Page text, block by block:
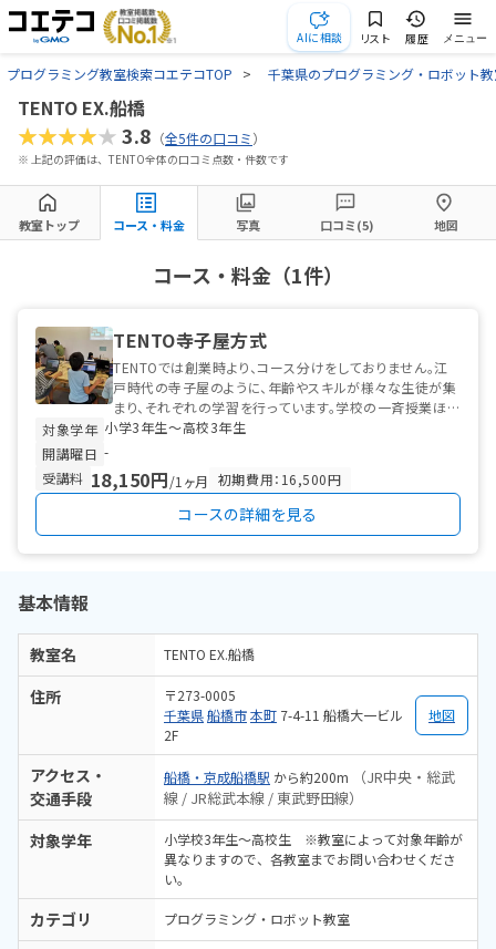
AIに相談 リスト 履歴 メニュー
プログラミング教室検索コエテコTOP 千葉県のプログラミング・ロボット
TENTO EX.船橋
★★★★★3.8 （全5件の口コミ）
※ 上記の評価は、TENTO全体の口コミ点数・件数です
教室トップ コース・料金 写真 口コミ(5) 地図
コース・料金（1件）
TENTO寺子屋方式
TENTOでは創業時より、コース分けをしておりません。江
戸時代の寺子屋のように、年齢やスキルが様々な生徒が集
まり、それぞれの学習を行っています。学校の一斉授業ほど
堅苦しくはなく、かといって...
対象学年 小学3年生〜高校3年生
開講曜日 -
受講料 18,150円/1ヶ月 初期費用：16,500円
コースの詳細を見る
基本情報
教室名 TENTO EX.船橋
住所
〒273-0005
千葉県船橋市本町 7-4-11 船橋大一ビル
2F
地図
アクセス・
交通手段
船橋・京成船橋駅 から約200m
（JR中央・総武
線 / JR総武本線 / 東武野田線）
対象学年
小学校3年生〜高校生 ※教室によって対象年齢が
異なりますので、各教室までお問い合わせくださ
い。
カテゴリ プログラミング・ロボット教室